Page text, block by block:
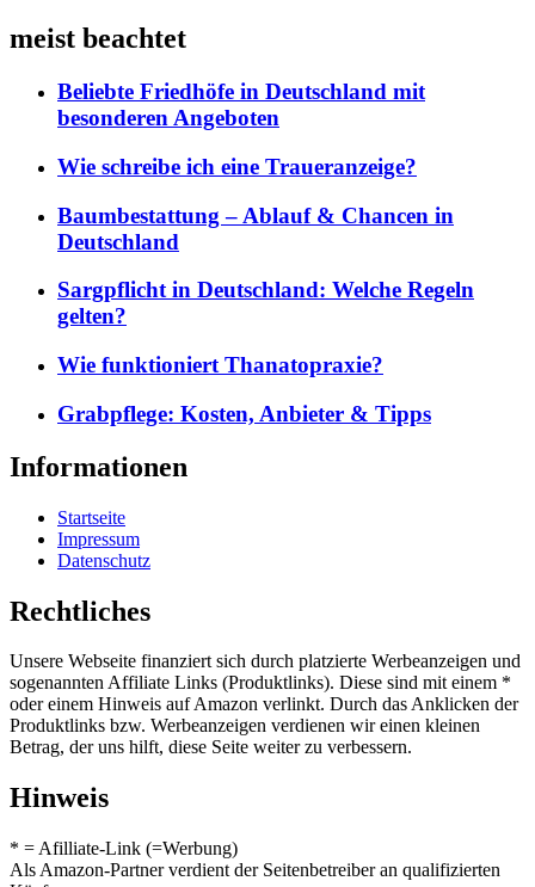
meist beachtet
Beliebte Friedhöfe in Deutschland mit
besonderen Angeboten
Wie schreibe ich eine Traueranzeige?
Baumbestattung – Ablauf & Chancen in
Deutschland
Sargpflicht in Deutschland: Welche Regeln
gelten?
Wie funktioniert Thanatopraxie?
Grabpflege: Kosten, Anbieter & Tipps
Informationen
Startseite
Impressum
Datenschutz
Rechtliches
Unsere Webseite finanziert sich durch platzierte Werbeanzeigen und
sogenannten Affiliate Links (Produktlinks). Diese sind mit einem *
oder einem Hinweis auf Amazon verlinkt. Durch das Anklicken der
Produktlinks bzw. Werbeanzeigen verdienen wir einen kleinen
Betrag, der uns hilft, diese Seite weiter zu verbessern.
Hinweis
* = Afilliate-Link (=Werbung)
Als Amazon-Partner verdient der Seitenbetreiber an qualifizierten